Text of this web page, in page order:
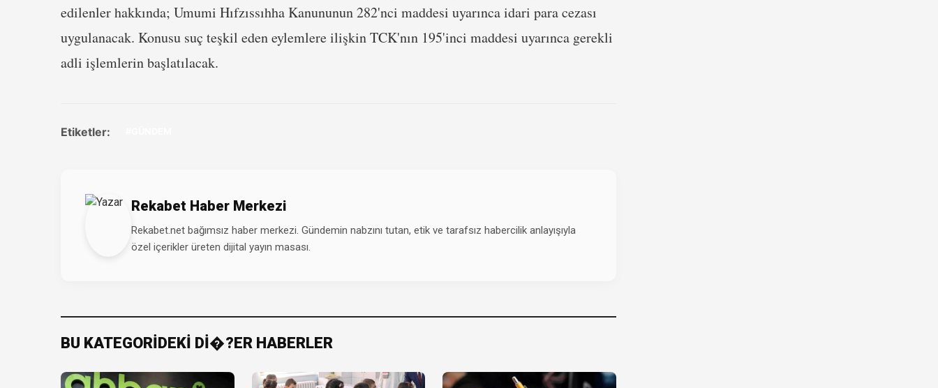
edilenler hakkında; Umumi Hıfzıssıhha Kanununun 282'nci maddesi uyarınca idari para cezası
uygulanacak. Konusu suç teşkil eden eylemlere ilişkin TCK'nın 195'inci maddesi uyarınca gerekli
adli işlemlerin başlatılacak.
Etiketler:
Rekabet Haber Merkezi
Rekabet.net bağımsız haber merkezi. Gündemin nabzını tutan, etik ve tarafsız habercilik anlayışıyla
özel içerikler üreten dijital yayın masası.
BU KATEGORİDEKİ Dİ�?ER HABERLER